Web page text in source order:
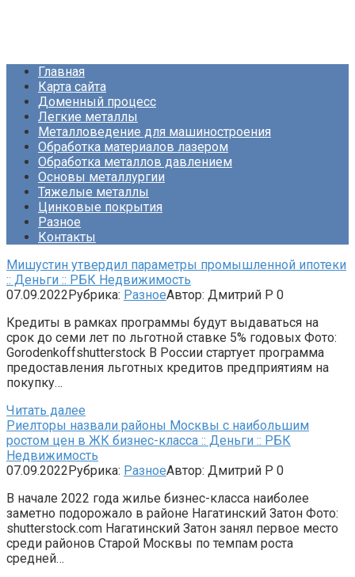
Главная
Карта сайта
Доменный процесс
Легкие металлы
Металловедение для машиностроения
Обработка материалов лазером
Обработка металлов давлением
Основы металлургии
Тяжелые металлы
Цинковые покрытия
Разное
Контакты
Мишустин утвердил параметры промышленной ипотеки
:: Деньги :: РБК Недвижимость
07.09.2022Рубрика: РазноеАвтор: Дмитрий Р 0
Кредиты в рамках программы будут выдаваться на
срок до семи лет по льготной ставке 5% годовых Фото:
Gorodenkoffshutterstock В России стартует программа
предоставления льготных кредитов предприятиям на
покупку…
Читать далее
Риелторы назвали районы Москвы с наибольшим
ростом цен в ЖК бизнес-класса :: Деньги :: РБК
Недвижимость
07.09.2022Рубрика: РазноеАвтор: Дмитрий Р 0
В начале 2022 года жилье бизнес-класса наиболее
заметно подорожало в районе Нагатинский Затон Фото:
shutterstock.com Нагатинский Затон занял первое место
среди районов Старой Москвы по темпам роста
средней…